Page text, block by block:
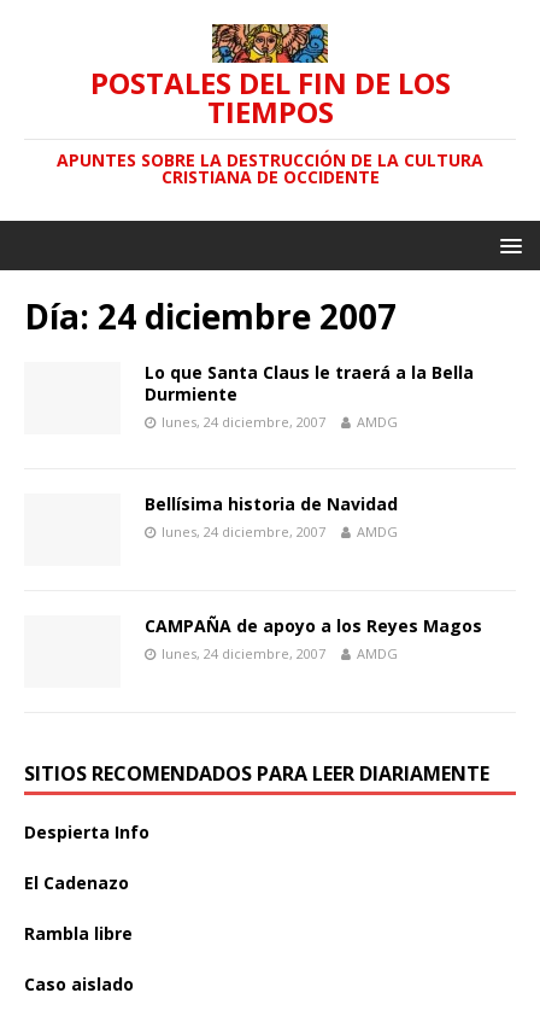
POSTALES DEL FIN DE LOS
TIEMPOS
APUNTES SOBRE LA DESTRUCCIÓN DE LA CULTURA
CRISTIANA DE OCCIDENTE
Día: 24 diciembre 2007
Lo que Santa Claus le traerá a la Bella
Durmiente
lunes, 24 diciembre, 2007 AMDG
Bellísima historia de Navidad
lunes, 24 diciembre, 2007 AMDG
CAMPAÑA de apoyo a los Reyes Magos
lunes, 24 diciembre, 2007 AMDG
SITIOS RECOMENDADOS PARA LEER DIARIAMENTE
Despierta Info
El Cadenazo
Rambla libre
Caso aislado